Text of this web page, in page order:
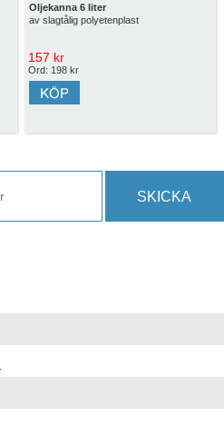
Oljekanna 6 liter
av slagtålig polyetenplast
157 kr
Ord: 198 kr
SKICKA